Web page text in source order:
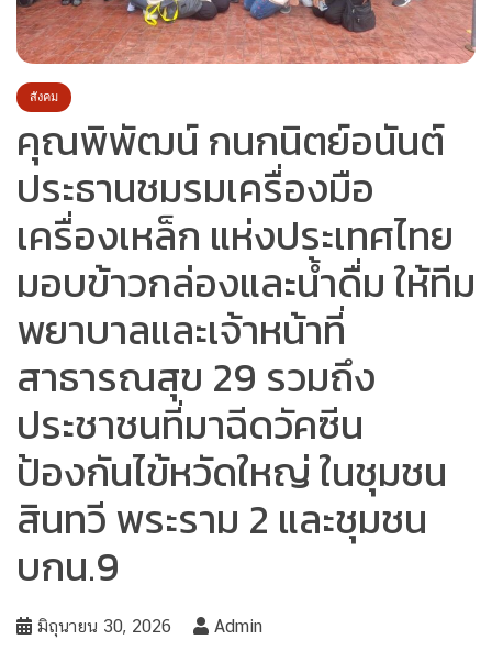
สังคม
คุณพิพัฒน์ กนกนิตย์อนันต์
ประธานชมรมเครื่องมือ
เครื่องเหล็ก แห่งประเทศไทย
มอบข้าวกล่องและน้ำดื่ม ให้ทีม
พยาบาลและเจ้าหน้าที่
สาธารณสุข 29 รวมถึง
ประชาชนที่มาฉีดวัคซีน
ป้องกันไข้หวัดใหญ่ ในชุมชน
สินทวี พระราม 2 และชุมชน
บกน.9
มิถุนายน 30, 2026 Admin